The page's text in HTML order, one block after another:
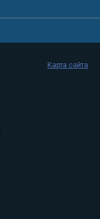
Карта сайта